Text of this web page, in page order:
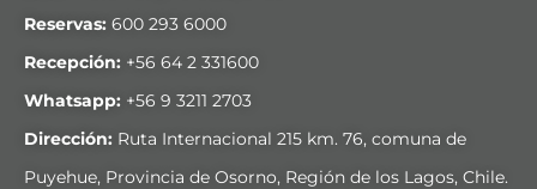
Reservas: 600 293 6000
Recepción: +56 64 2 331600
Whatsapp: +56 9 3211 2703
Dirección: Ruta Internacional 215 km. 76, comuna de
Puyehue, Provincia de Osorno, Región de los Lagos, Chile.